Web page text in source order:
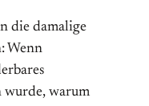
die damalige
Wenn
wurde, warum